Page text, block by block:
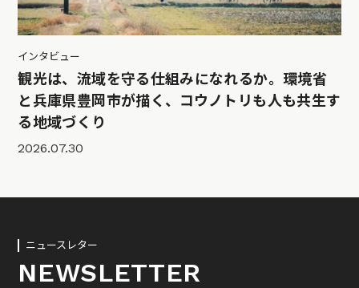
インタビュー
観光は、流域を守る仕組みになれるか。環境省
と兵庫県豊岡市が描く、コウノトリも人も共生す
る地域づくり
2026.07.30
ニュースレター
NEWSLETTER